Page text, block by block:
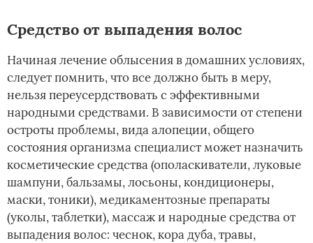
Средство от выпадения волос
Начиная лечение облысения в домашних условиях,
следует помнить, что все должно быть в меру,
нельзя переусердствовать с эффективными
народными средствами. В зависимости от степени
остроты проблемы, вида алопеции, общего
состояния организма специалист может назначить
косметические средства (ополаскиватели, луковые
шампуни, бальзамы, лосьоны, кондиционеры,
маски, тоники), медикаментозные препараты
(уколы, таблетки), массаж и народные средства от
выпадения волос: чеснок, кора дуба, травы,